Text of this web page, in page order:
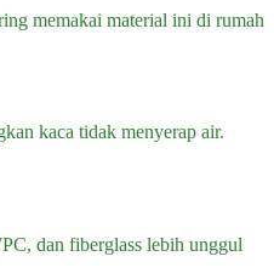
memakai material ini di rumah
kaca tidak menyerap air.
dan fiberglass lebih unggul